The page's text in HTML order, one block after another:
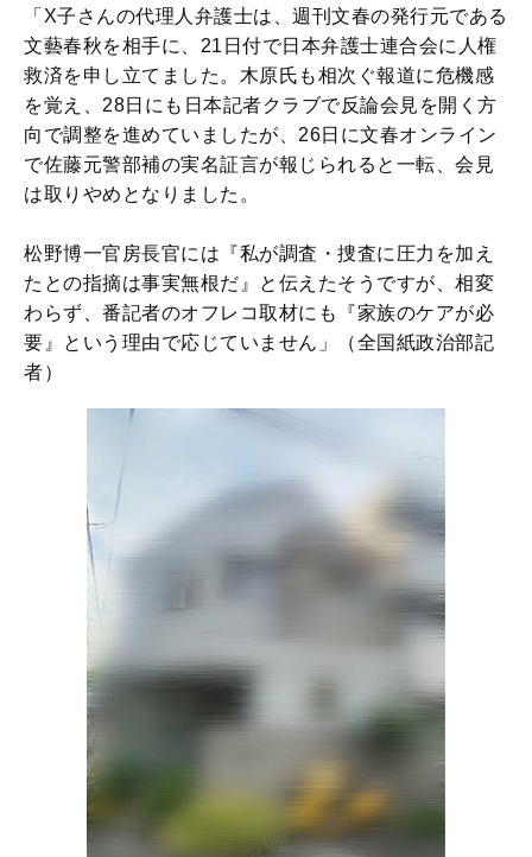
「X子さんの代理人弁護士は、週刊文春の発行元である
文藝春秋を相手に、21日付で日本弁護士連合会に人権
救済を申し立てました。木原氏も相次ぐ報道に危機感
を覚え、28日にも日本記者クラブで反論会見を開く方
向で調整を進めていましたが、26日に文春オンライン
で佐藤元警部補の実名証言が報じられると一転、会見
は取りやめとなりました。
松野博一官房長官には『私が調査・捜査に圧力を加え
たとの指摘は事実無根だ』と伝えたそうですが、相変
わらず、番記者のオフレコ取材にも『家族のケアが必
要』という理由で応じていません」（全国紙政治部記
者）